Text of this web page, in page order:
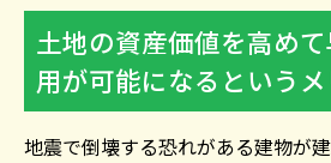
土地の資産価値を高め
用が可能になるという
地震で倒壊する恐れがある建物が